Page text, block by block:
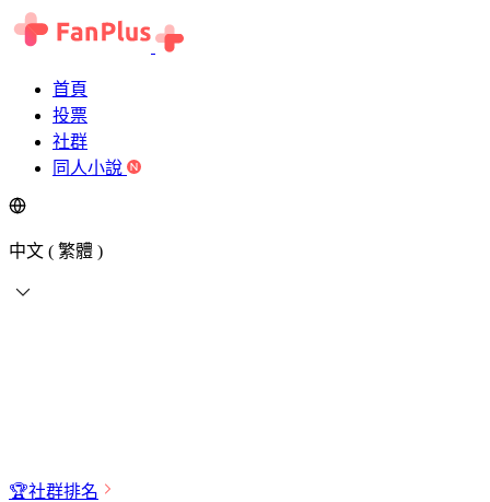
首頁
投票
社群
同人小說
中文 ( 繁體 )
🏆社群排名